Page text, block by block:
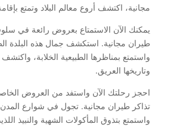
مجانية، اكتشف أروع معالم البلاد وتمتع
يمكنك الآن الاستمتاع بعروض رائعة في
طيران مجانية. استكشف جمال هذه البلدة
واستمتع بمناظرها الطبيعية الخلابة، واكتشف
وتاريخها العريق.
احجز رحلتك الآن واستفد من العروض
تذاكر طيران مجانية. تجول في شوارع المدن
واستمتع بتذوق المأكولات الشهية والنبيذ